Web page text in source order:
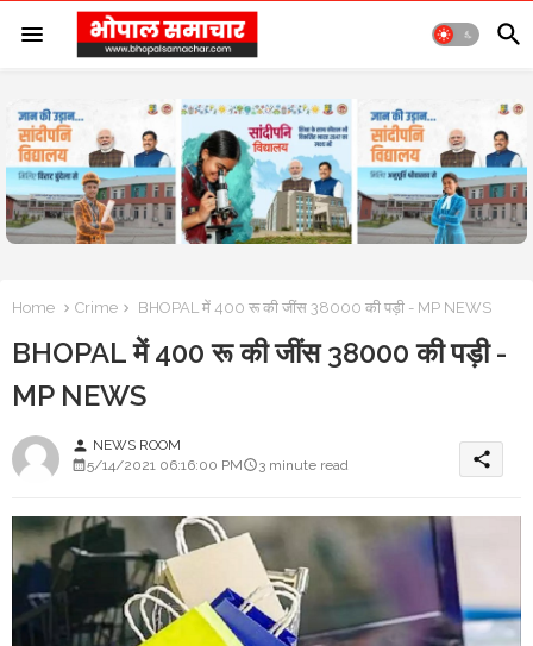
Home Crime BHOPAL में 400 रू की जींस 38000 की पड़ी - MP NEWS
BHOPAL में 400 रू की जींस 38000 की पड़ी -
MP NEWS
person NEWS ROOM
5/14/2021 06:16:00 PM
3 minute read share